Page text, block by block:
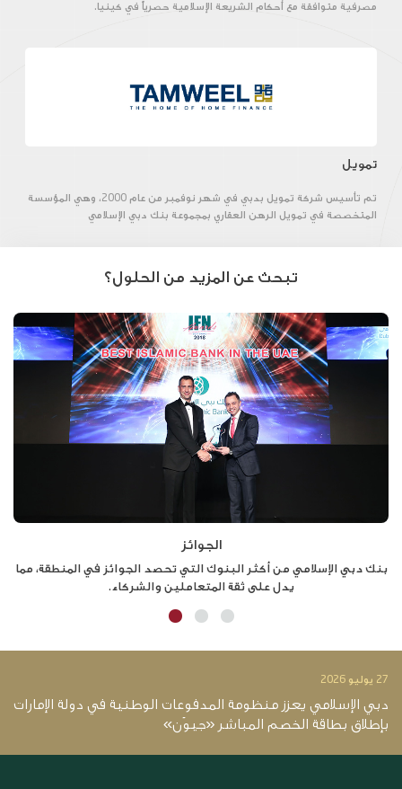
مصرفية متوافقة مع أحكام الشريعة الإسلامية حصرياً في كينيا.
تمويل
تم تأسيس شركة تمويل بدبي في شهر نوفمبر من عام 2000، وهي المؤسسة
المتخصصة في تمويل الرهن العقاري بمجموعة بنك دبي الإسلامي
تبحث عن المزيد من الحلول؟
الجوائز
بنك دبي الإسلامي من أكثر البنوك التي تحصد الجوائز في المنطقة، مما
يدل على ثقة المتعاملين والشركاء.
27 يوليو 2026
دبي الإسلامي يعزز منظومة المدفوعات الوطنية في دولة الإمارات
بإطلاق بطاقة الخصم المباشر «جيوَن»